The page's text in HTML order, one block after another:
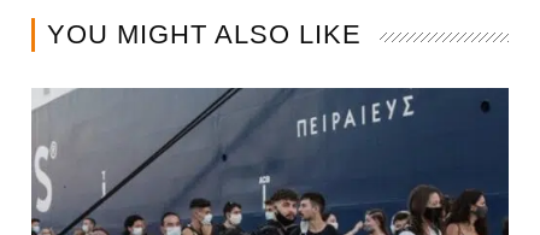
YOU MIGHT ALSO LIKE